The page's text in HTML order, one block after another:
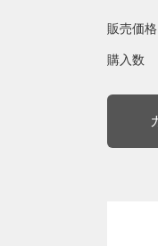
販売価格
購入数